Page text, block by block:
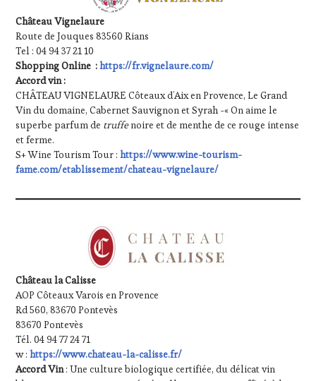
Château Vignelaure
Route de Jouques 83560 Rians
Tel : 04 94 37 21 10
Shopping Online :https://fr.vignelaure.com/
Accord vin :
CHÂTEAU VIGNELAURE Côteaux d’Aix en Provence, Le Grand
Vin du domaine, Cabernet Sauvignon et Syrah -« On aime le
superbe parfum de truffenoire et de menthe de ce rouge intense
et ferme.
S+ Wine Tourism Tour :https://www.wine-tourism-
fame.com/etablissement/chateau-vignelaure/
Château la Calisse
AOP Côteaux Varois en Provence
Rd 560, 83670 Pontevès
83670 Pontevès
Tél. 04 94 77 24 71
w :https://www.chateau-la-calisse.fr/
Accord Vin: Une culture biologique certifiée, du délicat vin